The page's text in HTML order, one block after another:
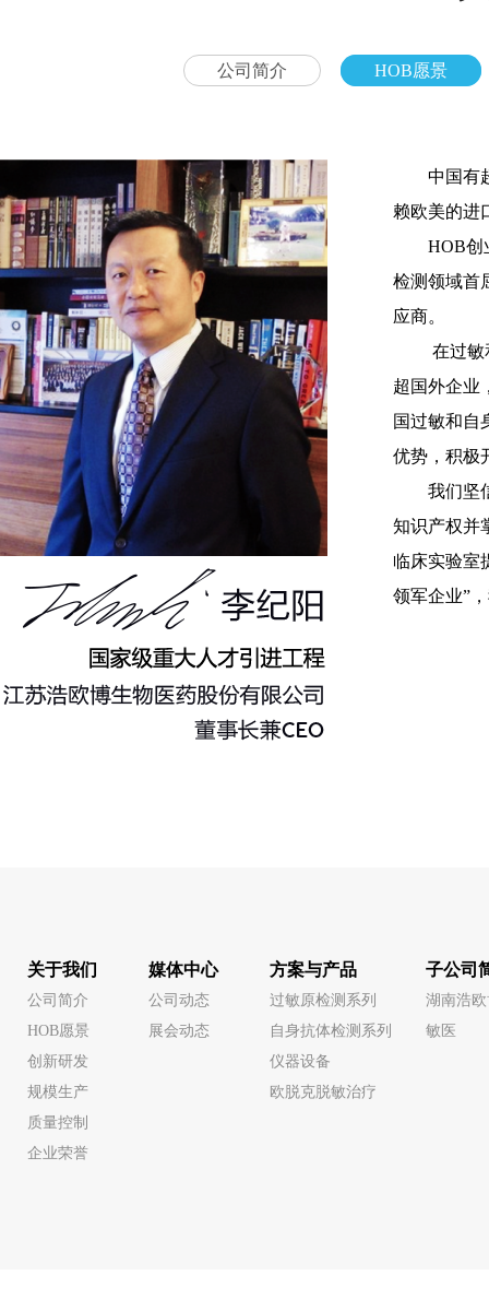
公司简介 HOB愿景
中国有
赖欧美的进
HOB创
检测领域首
应商。
在过敏
超国外企业
国过敏和自
优势，积极
我们坚
知识产权并
临床实验室
领军企业”
关于我们
公司简介
HOB愿景
创新研发
规模生产
质量控制
企业荣誉
媒体中心
公司动态
展会动态
方案与产品
过敏原检测系列
自身抗体检测系列
仪器设备
欧脱克脱敏治疗
子公司
湖南浩
敏医